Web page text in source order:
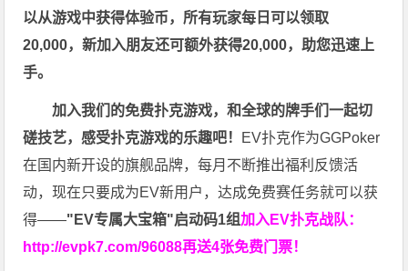
以从游戏中获得体验币，所有玩家每日可以领取
20,000，新加入朋友还可额外获得20,000，助您迅速上
手。
加入我们的免费扑克游戏，和全球的牌手们一起切
磋技艺，感受扑克游戏的乐趣吧！ EV扑克作为GGPoker
在国内新开设的旗舰品牌，每月不断推出福利反馈活
动，现在只要成为EV新用户，达成免费赛任务就可以获
得——"EV专属大宝箱"启动码1组加入EV扑克战队：
http://evpk7.com/96088再送4张免费门票！